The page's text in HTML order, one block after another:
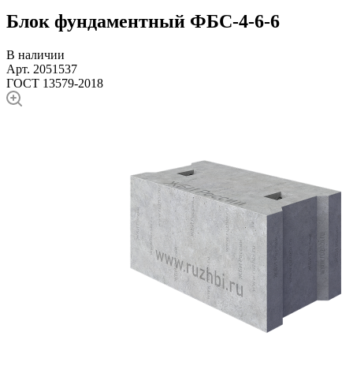
Блок фундаментный ФБС-4-6-6
В наличии
Арт. 2051537
ГОСТ 13579-2018